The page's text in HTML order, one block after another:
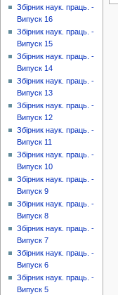
Збірник наук. праць. -
Випуск 16
Збірник наук. праць. -
Випуск 15
Збірник наук. праць. -
Випуск 14
Збірник наук. праць. -
Випуск 13
Збірник наук. праць. -
Випуск 12
Збірник наук. праць. -
Випуск 11
Збірник наук. праць. -
Випуск 10
Збірник наук. праць. -
Випуск 9
Збірник наук. праць. -
Випуск 8
Збірник наук. праць. -
Випуск 7
Збірник наук. праць. -
Випуск 6
Збірник наук. праць. -
Випуск 5